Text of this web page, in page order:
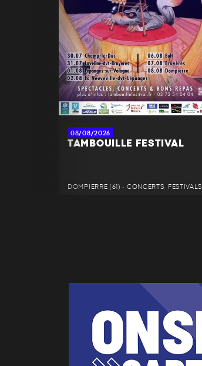
08/08/2026
TAMBOUILLE FESTIVAL
DOMPIERRE (61) • CONCERTS, FESTIVALS